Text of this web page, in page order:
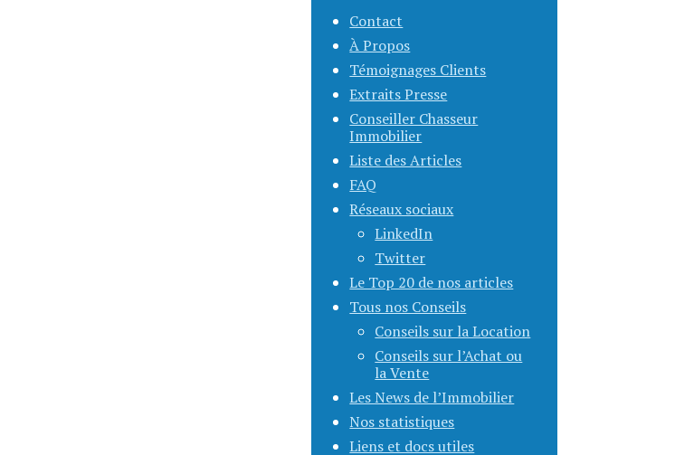
Contact
À Propos
Témoignages Clients
Extraits Presse
Conseiller Chasseur
Immobilier
Liste des Articles
FAQ
Réseaux sociaux
LinkedIn
Twitter
Le Top 20 de nos articles
Tous nos Conseils
Conseils sur la Location
Conseils sur l’Achat ou
la Vente
Les News de l’Immobilier
Nos statistiques
Liens et docs utiles